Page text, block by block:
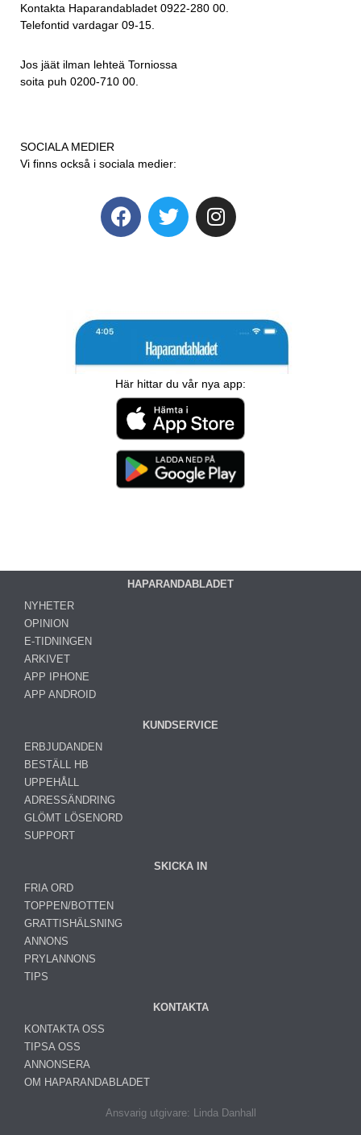
Kontakta Haparandabladet 0922-280 00.
Telefontid vardagar 09-15.
Jos jäät ilman lehteä Torniossa
soita puh 0200-710 00.
SOCIALA MEDIER
Vi finns också i sociala medier:
Här hittar du vår nya app:
HAPARANDABLADET
NYHETER
OPINION
E-TIDNINGEN
ARKIVET
APP IPHONE
APP ANDROID
KUNDSERVICE
ERBJUDANDEN
BESTÄLL HB
UPPEHÅLL
ADRESSÄNDRING
GLÖMT LÖSENORD
SUPPORT
SKICKA IN
FRIA ORD
TOPPEN/BOTTEN
GRATTISHÄLSNING
ANNONS
PRYLANNONS
TIPS
KONTAKTA
KONTAKTA OSS
TIPSA OSS
ANNONSERA
OM HAPARANDABLADET
Ansvarig utgivare: Linda Danhall